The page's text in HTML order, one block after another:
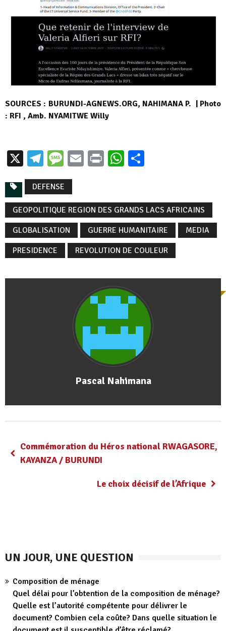
SOURCES : BURUNDI-AGNEWS.ORG, NAHIMANA P. | Photo
: RFI , Amb. NYAMITWE Willy
X Telegram
Message
EmailPrintWhatsApp
DEFENSE
GEOPOLITIQUE REGION DES GRANDS LACS AFRICAINS
GLOBALISATION
GUERRE HUMANITAIRE
MEDIA
PRESIDENCE
REVOLUTION DE COULEUR
Pascal Nahimana
Commémoration du Héros national RWAGASORE,
KAYANZA / BURUNDI
Le choix décisif de l’Afrique
UN JOUR, UNE QUESTION
Composition de ménage
Quel délai pour l’obtention de la composition de ménage?
Quelle est l’autorité compétente pour délivrer le
document? Combien cela coûte? Dans quelle situation le